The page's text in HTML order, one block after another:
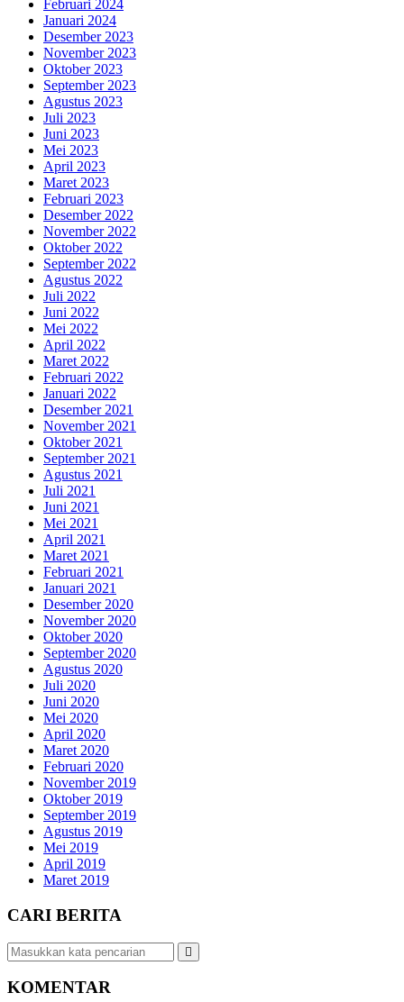
Februari 2024
Januari 2024
Desember 2023
November 2023
Oktober 2023
September 2023
Agustus 2023
Juli 2023
Juni 2023
Mei 2023
April 2023
Maret 2023
Februari 2023
Desember 2022
November 2022
Oktober 2022
September 2022
Agustus 2022
Juli 2022
Juni 2022
Mei 2022
April 2022
Maret 2022
Februari 2022
Januari 2022
Desember 2021
November 2021
Oktober 2021
September 2021
Agustus 2021
Juli 2021
Juni 2021
Mei 2021
April 2021
Maret 2021
Februari 2021
Januari 2021
Desember 2020
November 2020
Oktober 2020
September 2020
Agustus 2020
Juli 2020
Juni 2020
Mei 2020
April 2020
Maret 2020
Februari 2020
November 2019
Oktober 2019
September 2019
Agustus 2019
Mei 2019
April 2019
Maret 2019
CARI BERITA
KOMENTAR